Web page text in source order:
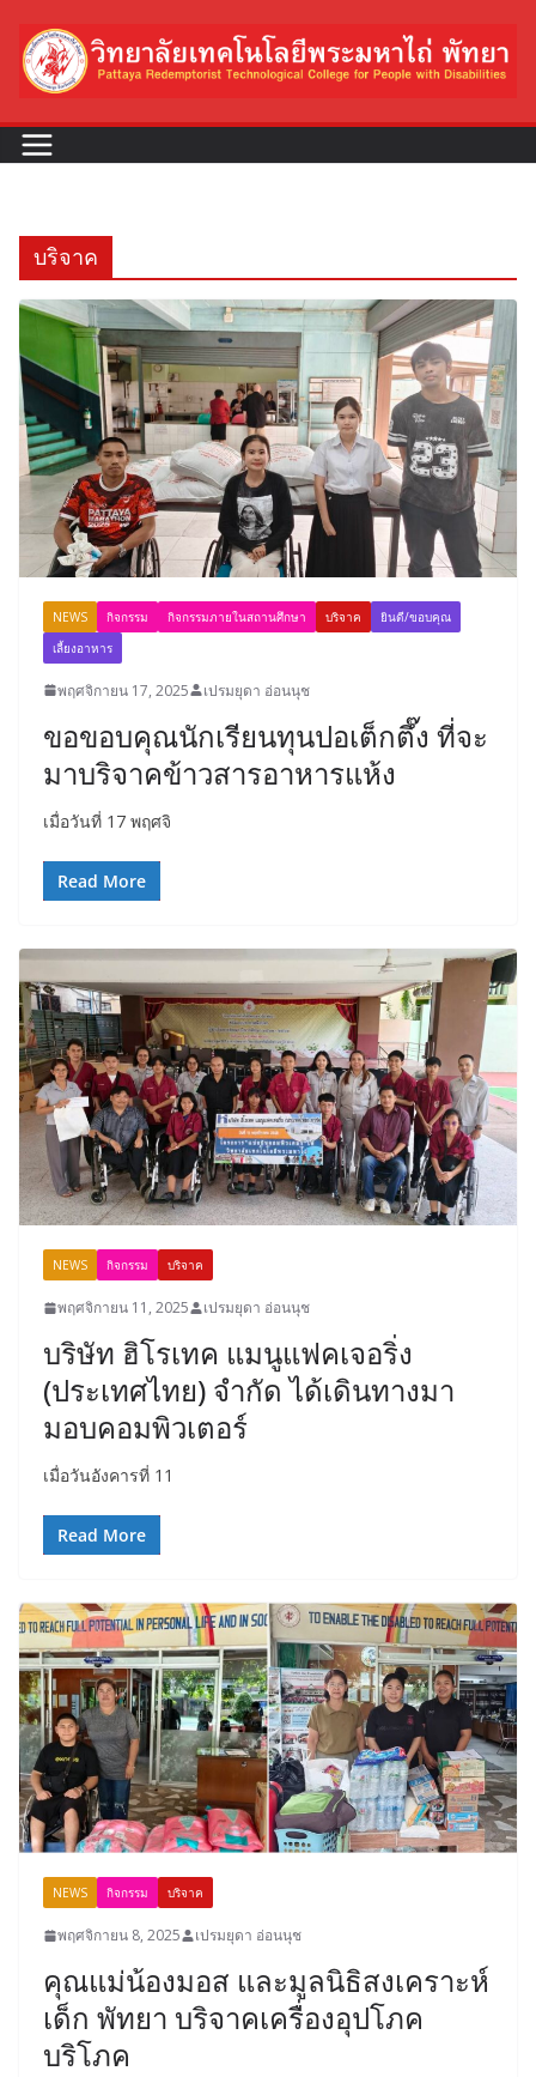
content
บริจาค
NEWS กิจกรรม กิจกรรมภายในสถานศึกษา บริจาค
ยินดี/ขอบคุณ
เลี้ยงอาหาร
พฤศจิกายน 17, 2025 เปรมยุดา อ่อนนุช
ขอขอบคุณนักเรียนทุนปอเต็กตึ๊ง ที่จะ
มาบริจาคข้าวสารอาหารแห้ง
เมื่อวันที่ 17 พฤศจิ
Read More
NEWS กิจกรรม บริจาค
พฤศจิกายน 11, 2025 เปรมยุดา อ่อนนุช
บริษัท ฮิโรเทค แมนูแฟคเจอริ่ง
(ประเทศไทย) จำกัด ได้เดินทางมา
มอบคอมพิวเตอร์
เมื่อวันอังคารที่ 11
Read More
NEWS กิจกรรม บริจาค
พฤศจิกายน 8, 2025 เปรมยุดา อ่อนนุช
คุณแม่น้องมอส และมูลนิธิสงเคราะห์
เด็ก พัทยา บริจาคเครื่องอุปโภค
บริโภค